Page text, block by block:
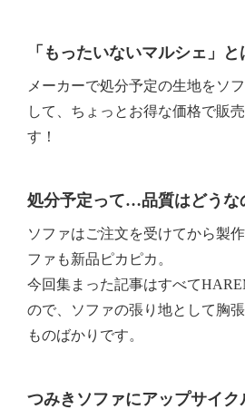
「もったいないマルシェ」と
メーカーで処分予定の生地をソ
して、ちょっとお得な価格で販
す！
処分予定って…品質はどうな
ソファはご注文を受けてから製
ファも新品ピカピカ。
今回集まった記事はすべて
ので、ソファの張り地として胸
ものばかりです。
つみきソファにアップサイク